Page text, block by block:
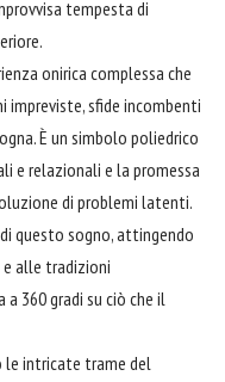
tempesta di
onirica complessa che
impreviste, sfide incombenti
È un simbolo poliedrico
e relazionali e la promessa
di problemi latenti.
questo sogno, attingendo
alle tradizioni
360 gradi su ciò che il
le intricate trame del